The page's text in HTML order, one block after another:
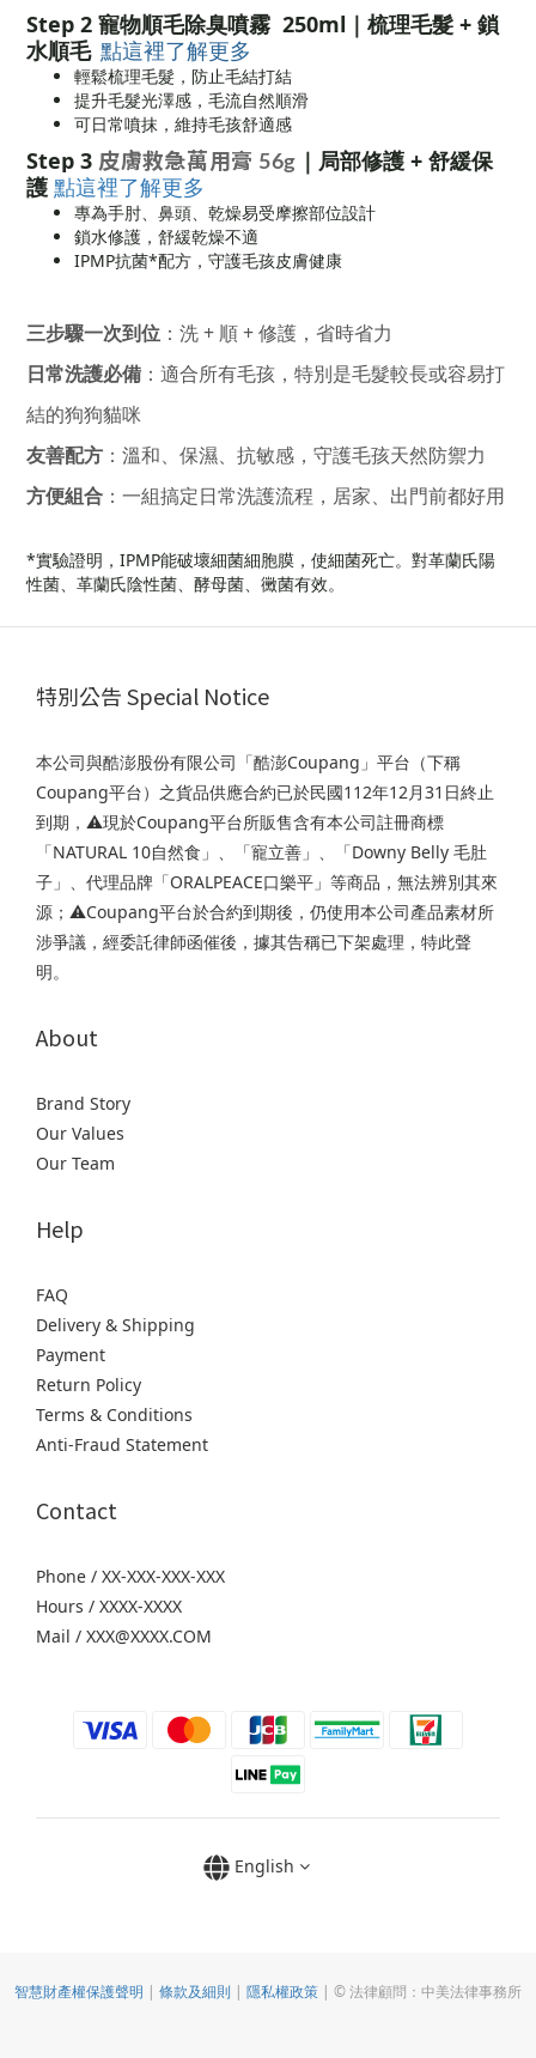
Step 2 寵物順毛除臭噴霧 250ml｜梳理毛髮 + 鎖
水順毛 點這裡了解更多
輕鬆梳理毛髮，防止毛結打結
提升毛髮光澤感，毛流自然順滑
可日常噴抹，維持毛孩舒適感
Step 3 皮膚救急萬用膏 56g ｜局部修護 + 舒緩保
護 點這裡了解更多
專為手肘、鼻頭、乾燥易受摩擦部位設計
鎖水修護，舒緩乾燥不適
IPMP抗菌*配方，守護毛孩皮膚健康
三步驟一次到位 ：洗 + 順 + 修護，省時省力
日常洗護必備 ：適合所有毛孩，特別是毛髮較長或容易打
結的狗狗貓咪
友善配方 ：溫和、保濕、抗敏感，守護毛孩天然防禦力
方便組合 ：一組搞定日常洗護流程，居家、出門前都好用
*實驗證明，IPMP能破壞細菌細胞膜，使細菌死亡。對革蘭氏陽
性菌、革蘭氏陰性菌、酵母菌、黴菌有效。
特別公告 Special Notice
本公司與酷澎股份有限公司「酷澎Coupang」平台（下稱
Coupang平台）之貨品供應合約已於民國112年12月31日終止
到期，⚠️現於Coupang平台所販售含有本公司註冊商標
「NATURAL 10自然食」、「寵立善」、「Downy Belly 毛肚
子」、代理品牌「ORALPEACE口樂平」等商品，無法辨別其來
源；⚠️Coupang平台於合約到期後，仍使用本公司產品素材所
涉爭議，經委託律師函催後，據其告稱已下架處理，特此聲
明。
About
Brand Story
Our Values
Our Team
Help
FAQ
Delivery & Shipping
Payment
Return Policy
Terms & Conditions
Anti-Fraud Statement
Contact
Phone / XX-XXX-XXX-XXX
Hours / XXXX-XXXX
Mail / XXX@XXXX.COM
English
智慧財產權保護聲明 | 條款及細則 | 隱私權政策 | © 法律顧問：中美法律事務所